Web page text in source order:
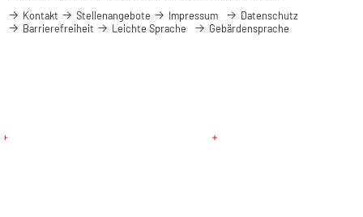
Kontakt
Stellenangebote Impressum
Datenschutz
Barrierefreiheit
Leichte Sprache Gebärdensprache